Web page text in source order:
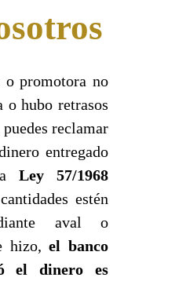
o promotora no
o hubo retrasos
reclamar
entregado
Ley 57/1968
estén
aval o
hizo,el banco
el dinero es